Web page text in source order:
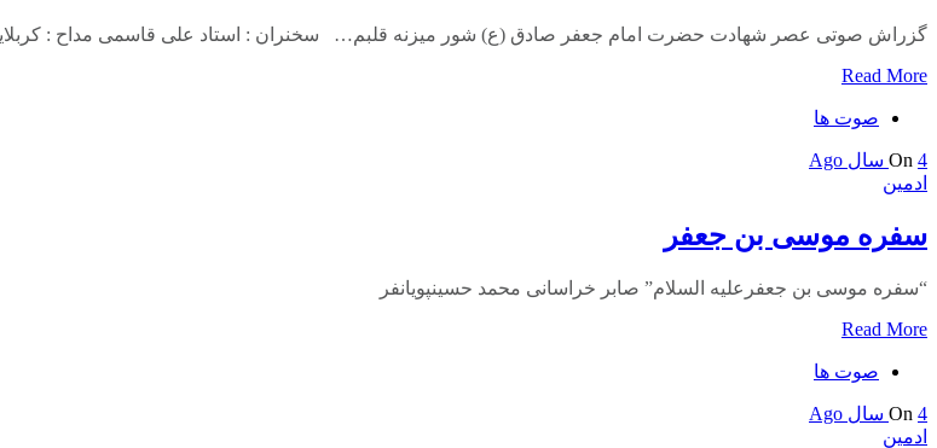
گزراش صوتی عصر شهادت حضرت امام جعفر صادق (ع) شور میزنه قلبم… سخنران : استاد علی قاسمی مداح :
Read More
صوت ها
On 4 سال Ago
ادمین
سفره موسی بن جعفر
“سفره موسی بن جعفرعليه السلام” صابر خراسانی محمد حسینپويانفر
Read More
صوت ها
On 4 سال Ago
ادمین